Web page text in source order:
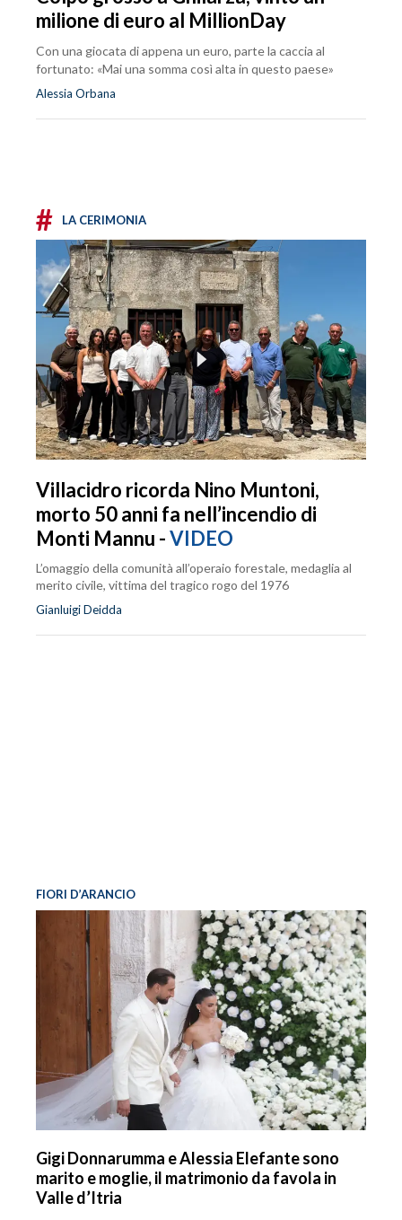
milione di euro al MillionDay
Con una giocata di appena un euro, parte la caccia al
fortunato: «Mai una somma così alta in questo paese»
Alessia Orbana
# LA CERIMONIA
Villacidro ricorda Nino Muntoni,
morto 50 anni fa nell’incendio di
Monti Mannu -VIDEO
L’omaggio della comunità all’operaio forestale, medaglia al
merito civile, vittima del tragico rogo del 1976
Gianluigi Deidda
FIORI D’ARANCIO
Gigi Donnarumma e Alessia Elefante sono
marito e moglie, il matrimonio da favola in
Valle d’Itria